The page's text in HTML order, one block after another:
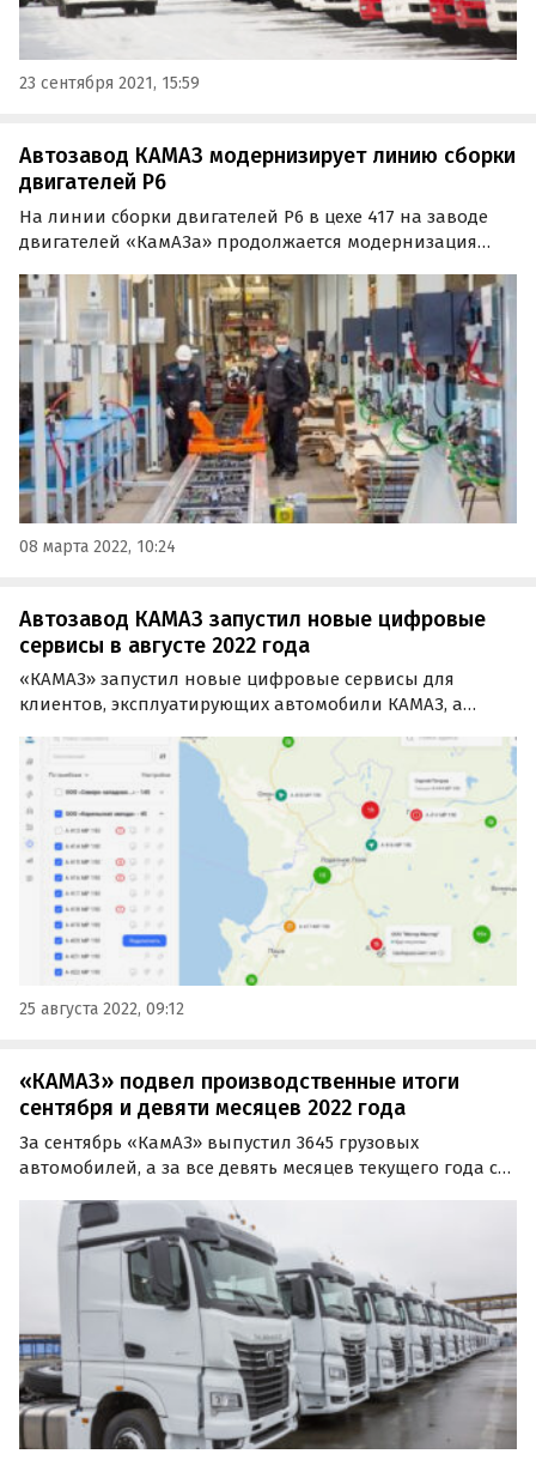
23 сентября 2021, 15:59
Автозавод КАМАЗ модернизирует линию сборки
двигателей P6
На линии сборки двигателей Р6 в цехе 417 на заводе
двигателей «КамАЗа» продолжается модернизация
нового участка, который затем соединят с уже
существующей линией и тем самым значительно
расширят ее.
08 марта 2022, 10:24
Автозавод КАМАЗ запустил новые цифровые
сервисы в августе 2022 года
«КАМАЗ» запустил новые цифровые сервисы для
клиентов, эксплуатирующих автомобили КАМАЗ, а
автовладельца». Об этом в четверг, 25 августа,
сообщила пресс-служба автогиганта.
25 августа 2022, 09:12
«КАМАЗ» подвел производственные итоги
сентября и девяти месяцев 2022 года
За сентябрь «КамАЗ» выпустил 3645 грузовых
автомобилей, а за все девять месяцев текущего года с
больше, чем за тот же период 2021 года.